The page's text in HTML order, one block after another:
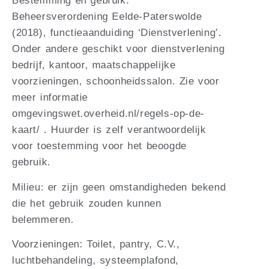
Beheersverordening Eelde-Paterswolde
(2018), functieaanduiding ‘Dienstverlening’.
Onder andere geschikt voor dienstverlening
bedrijf, kantoor, maatschappelijke
voorzieningen, schoonheidssalon. Zie voor
meer informatie
omgevingswet.overheid.nl/regels-op-de-
kaart/ . Huurder is zelf verantwoordelijk
voor toestemming voor het beoogde
gebruik.
Milieu: er zijn geen omstandigheden bekend
die het gebruik zouden kunnen
belemmeren.
Voorzieningen: Toilet, pantry, C.V.,
luchtbehandeling, systeemplafond,